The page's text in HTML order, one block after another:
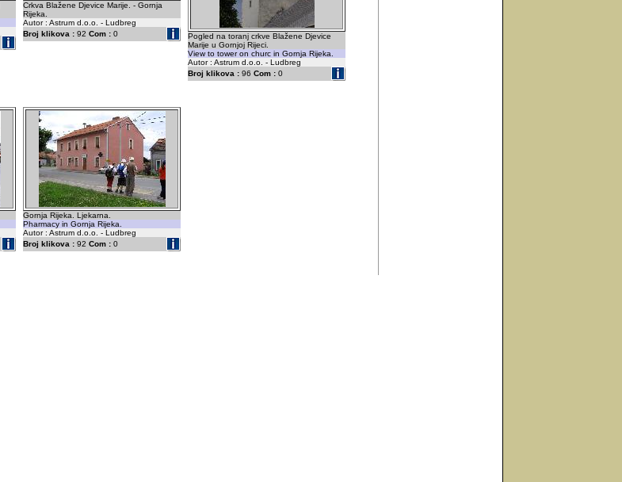
Crkva Blažene Djevice Marije. - Gornja
Rijeka.
Autor : Astrum d.o.o. - Ludbreg
Broj klikova : 92 Com : 0
Pogled na toranj crkve Blažene Djevice
Marije u Gornjoj Rijeci.
View to tower on churc in Gornja Rijeka.
Autor : Astrum d.o.o. - Ludbreg
Broj klikova : 96 Com : 0
Gornja Rijeka. Ljekarna.
Pharmacy in Gornja Rijeka.
Autor : Astrum d.o.o. - Ludbreg
Broj klikova : 92 Com : 0